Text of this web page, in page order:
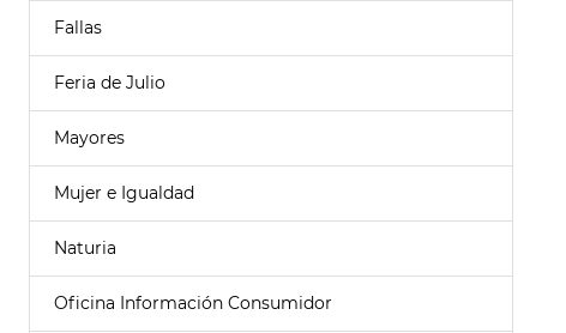
Fallas
Feria de Julio
Mayores
Mujer e Igualdad
Naturia
Oficina Información Consumidor